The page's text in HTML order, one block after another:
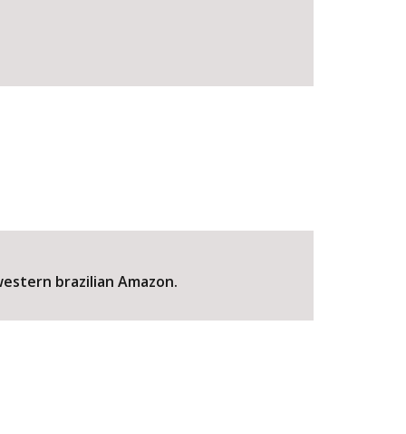
brazilian Amazon.